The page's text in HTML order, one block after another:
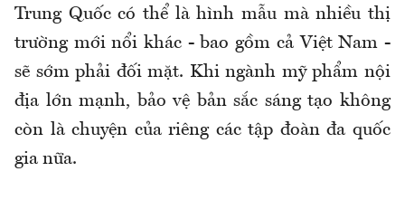
Trung Quốc có thể là hình mẫu mà nhiều thị
trường mới nổi khác - bao gồm cả Việt Nam -
sẽ sớm phải đối mặt. Khi ngành mỹ phẩm nội
địa lớn mạnh, bảo vệ bản sắc sáng tạo không
còn là chuyện của riêng các tập đoàn đa quốc
gia nữa.